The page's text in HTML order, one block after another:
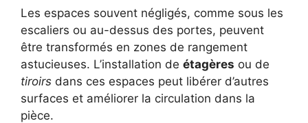
Les espaces souvent négligés, comme sous les
escaliers ou au-dessus des portes, peuvent
être transformés en zones de rangement
astucieuses. L’installation de étagères ou de
tiroirs dans ces espaces peut libérer d’autres
surfaces et améliorer la circulation dans la
pièce.